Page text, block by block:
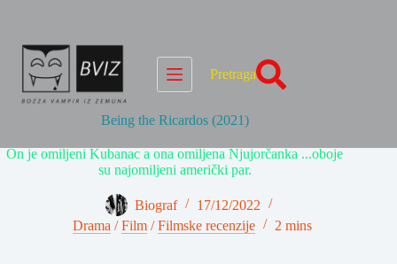
Pretraga
Being the Ricardos (2021)
On je omiljeni Kubanac a ona omiljena Njujorčanka ...oboje
su najomiljeni američki par.
Biograf
17/12/2022
Drama /Film /Filmske recenzije 2 mins